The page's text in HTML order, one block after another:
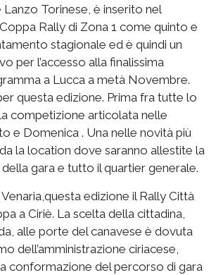
Lanzo Torinese, è inserito nel
Rally di Zona 1 come quinto e
stagionale ed è quindi un
per l’accesso alla finalissima
a Lucca a metà Novembre.
questa edizione. Prima fra tutte lo
competizione articolata nelle
e Domenica . Una nelle novità più
la location dove saranno allestite la
gara e tutto il quartier generale.
edizione il Rally Città
a Ciriè. La scelta della cittadina,
alle porte del canavese è dovuta
dell’amministrazione ciriacese,
conformazione del percorso di gara